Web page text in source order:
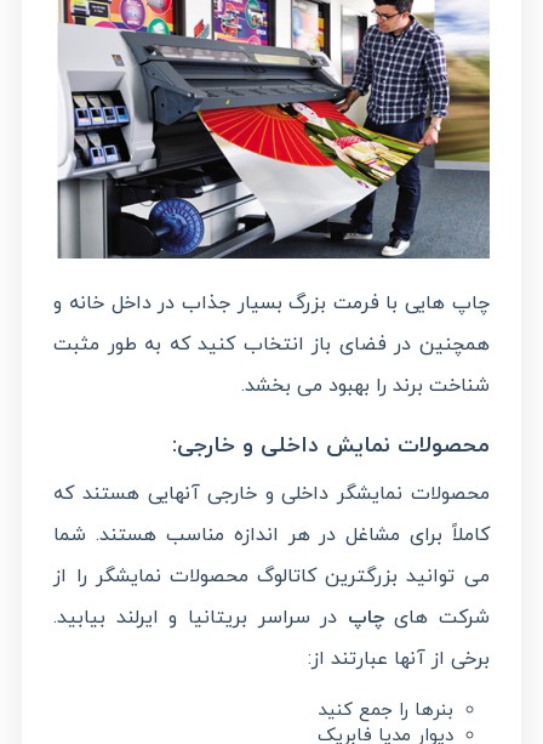
چاپ هایی با فرمت بزرگ بسیار جذاب در داخل خانه و
همچنین در فضای باز انتخاب کنید که به طور مثبت
شناخت برند را بهبود می بخشد.
محصولات نمایش داخلی و خارجی:
محصولات نمایشگر داخلی و خارجی آنهایی هستند که
کاملاً برای مشاغل در هر اندازه مناسب هستند. شما
می توانید بزرگترین کاتالوگ محصولات نمایشگر را از
شرکت هایچاپ در سراسر بریتانیا و ایرلند بیابید.
برخی از آنها عبارتند از:
بنرها را جمع کنید
دیوار مدیا فابریک